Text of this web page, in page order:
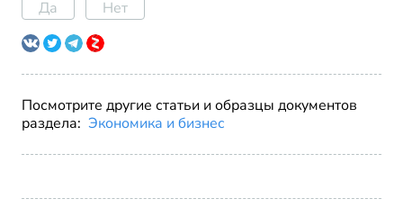
Да
Нет
Посмотрите другие статьи и образцы документов
раздела: Экономика и бизнес